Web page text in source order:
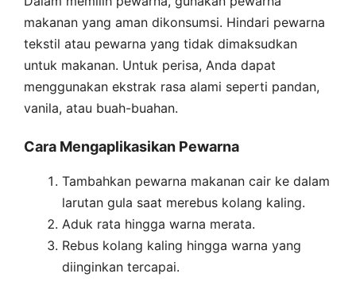
makanan yang aman dikonsumsi. Hindari pewarna
tekstil atau pewarna yang tidak dimaksudkan
untuk makanan. Untuk perisa, Anda dapat
menggunakan ekstrak rasa alami seperti pandan,
vanila, atau buah-buahan.
Cara Mengaplikasikan Pewarna
Tambahkan pewarna makanan cair ke dalam
larutan gula saat merebus kolang kaling.
Aduk rata hingga warna merata.
Rebus kolang kaling hingga warna yang
diinginkan tercapai.